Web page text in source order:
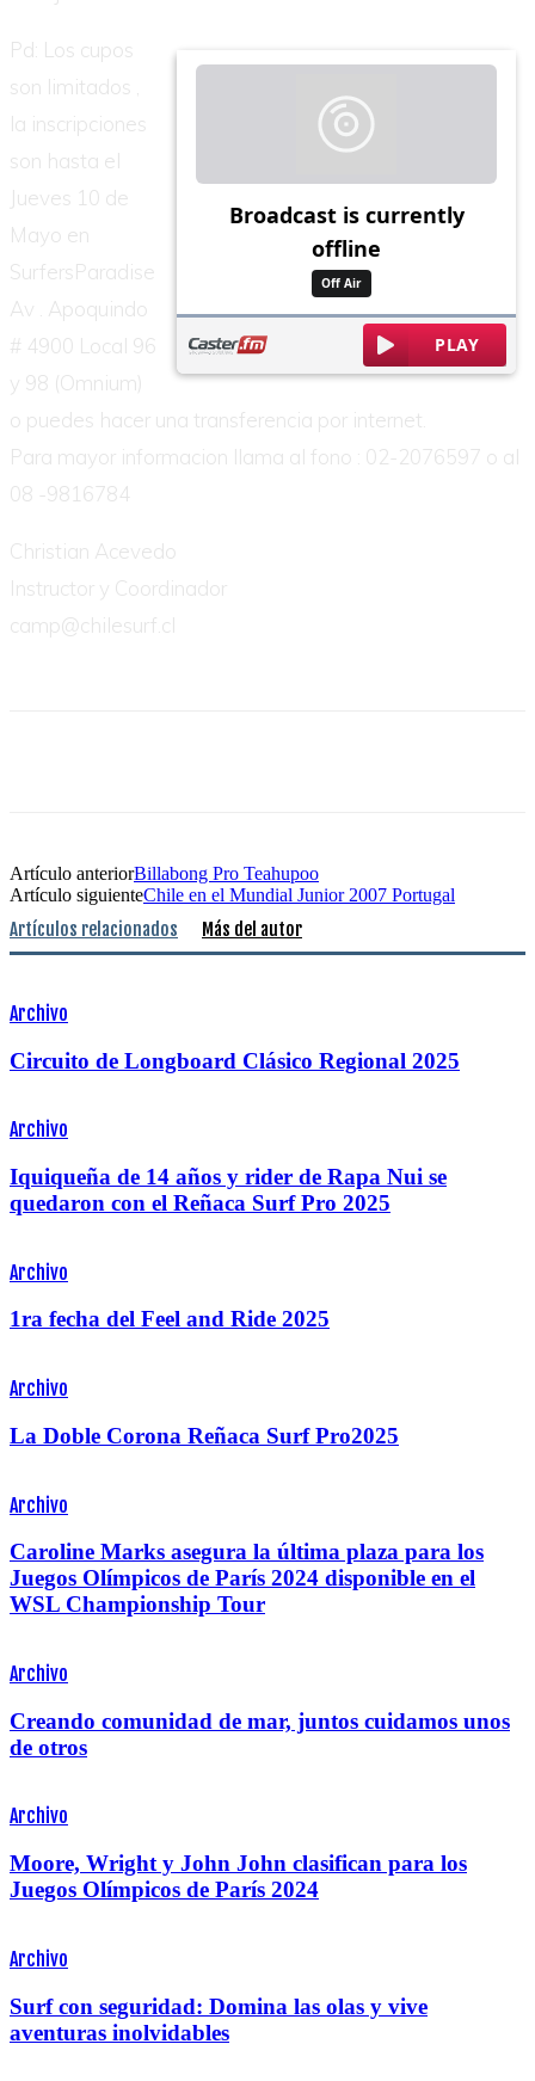
Pd: Los cupos
son limitados ,
la inscripciones
son hasta el
Jueves 10 de
Mayo en
SurfersParadise
Av . Apoquindo
# 4900 Local 96
y 98 (Omnium)
o puedes hacer una transferencia por internet.
Para mayor informacion llama al fono : 02-2076597 o al
08 -9816784
Christian Acevedo
Instructor y Coordinador
camp@chilesurf.cl
Artículo anteriorBillabong Pro Teahupoo
Artículo siguienteChile en el Mundial Junior 2007 Portugal
Artículos relacionados Más del autor
Archivo
Circuito de Longboard Clásico Regional 2025
Archivo
Iquiqueña de 14 años y rider de Rapa Nui se
quedaron con el Reñaca Surf Pro 2025
Archivo
1ra fecha del Feel and Ride 2025
Archivo
La Doble Corona Reñaca Surf Pro2025
Archivo
Caroline Marks asegura la última plaza para los
Juegos Olímpicos de París 2024 disponible en el
WSL Championship Tour
Archivo
Creando comunidad de mar, juntos cuidamos unos
de otros
Archivo
Moore, Wright y John John clasifican para los
Juegos Olímpicos de París 2024
Archivo
Surf con seguridad: Domina las olas y vive
aventuras inolvidables